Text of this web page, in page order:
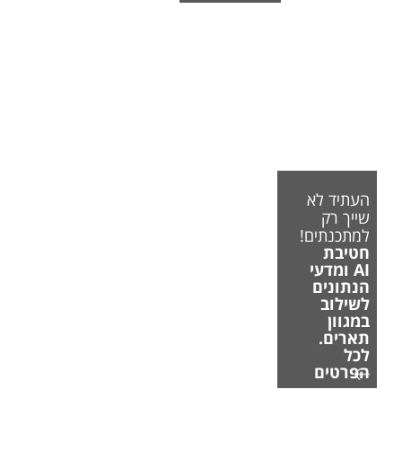
העתיד לא
שייך רק
למתכנתים!
חטיבת
AI ומדעי
הנתונים
לשילוב
במגוון
תארים.
לכל
הפרטים